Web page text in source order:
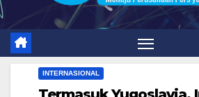
INTERNASIONAL